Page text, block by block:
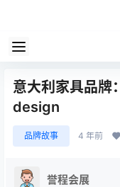
意大利家具品
design
品牌故事 4 年前
誉程会展